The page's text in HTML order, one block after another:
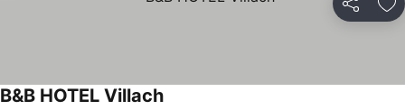
Partilhar
B&B HOTEL Villach